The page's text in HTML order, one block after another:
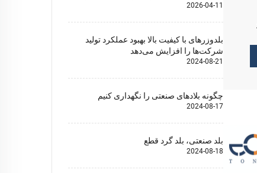
2026-04-11
بلدوزرهای با کیفیت بالا بهبود عملکرد تولید
شرکت‌ها را افزایش می‌دهد
2024-08-21
چگونه بلادهای صنعتی را نگهداری کنیم
2024-08-17
بلد صنعتی، بلد گرد قطع
2024-08-18